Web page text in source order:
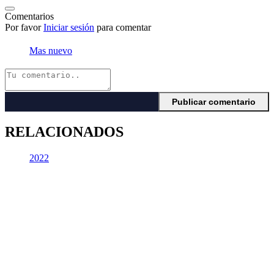
Comentarios
Por favorIniciar sesión para comentar
Mas nuevo
RELACIONADOS
2022